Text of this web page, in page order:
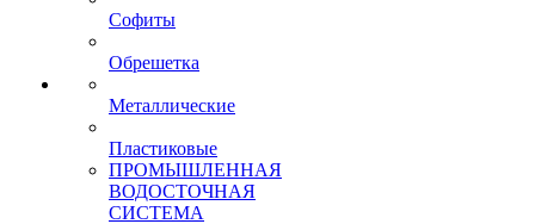
Софиты
Обрешетка
Металлические
Пластиковые
ПРОМЫШЛЕННАЯ
ВОДОСТОЧНАЯ
СИСТЕМА